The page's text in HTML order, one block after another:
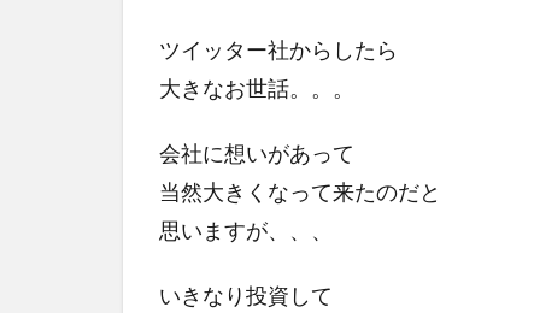
ツイッター社からしたら
大きなお世話。。。
会社に想いがあって
当然大きくなって来たのだと
思いますが、、、
いきなり投資して